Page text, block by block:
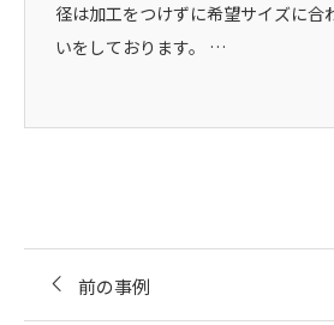
径は加工をつけずに希望サイズに合
いをしております。 …
前の事例